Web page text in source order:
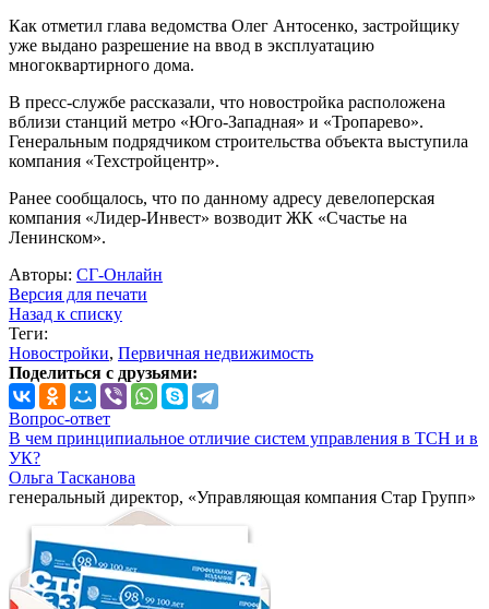
Как отметил глава ведомства Олег Антосенко, застройщику
уже выдано разрешение на ввод в эксплуатацию
многоквартирного дома.
В пресс-службе рассказали, что новостройка расположена
вблизи станций метро «Юго-Западная» и «Тропарево».
Генеральным подрядчиком строительства объекта выступила
компания «Техстройцентр».
Ранее сообщалось, что по данному адресу девелоперская
компания «Лидер-Инвест» возводит ЖК «Счастье на
Ленинском».
Авторы: СГ-Онлайн
Версия для печати
Назад к списку
Теги:
Новостройки, Первичная недвижимость
Поделиться с друзьями:
Вопрос-ответ
В чем принципиальное отличие систем управления в ТСН и в
УК?
Ольга Тасканова
генеральный директор, «Управляющая компания Стар Групп»